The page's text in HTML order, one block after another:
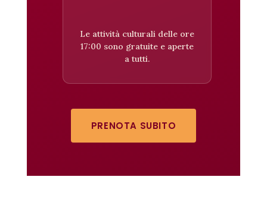
Le attività culturali delle ore
17:00 sono gratuite e aperte
a tutti.
PRENOTA SUBITO